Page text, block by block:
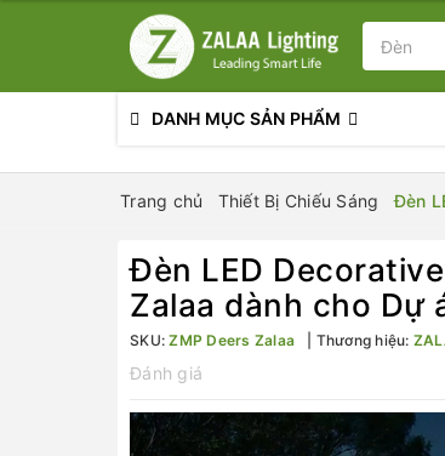
DANH MỤC SẢN PHẨM
Trang chủ Thiết Bị Chiếu Sáng Đèn
Đèn LED
Zalaa dành cho Dự
SKU:ZMP Deers Zalaa Thương hiệu:
Đánh giá